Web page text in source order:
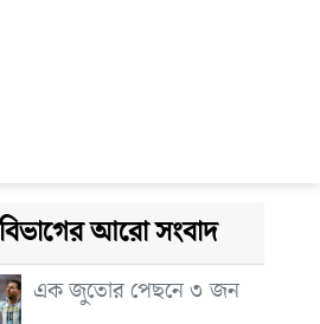
আরো সংবাদ
এক জুতোর পেছনে ৩ জন